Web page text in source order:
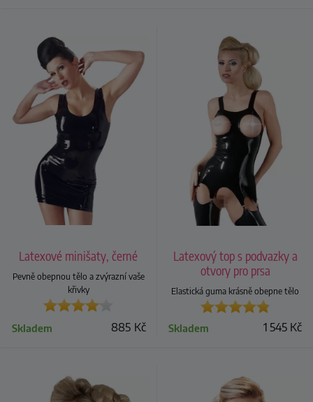
Latexové minišaty, černé
Pevně obepnou tělo a zvýrazní vaše
křivky
885 Kč
Skladem
Latexový top s podvazky a
otvory pro prsa
Elastická guma krásně obepne tělo
1 545 Kč
Skladem